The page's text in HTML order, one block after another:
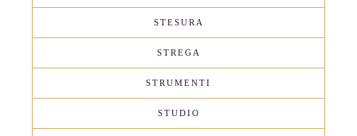
STESURA
STREGA
STRUMENTI
STUDIO